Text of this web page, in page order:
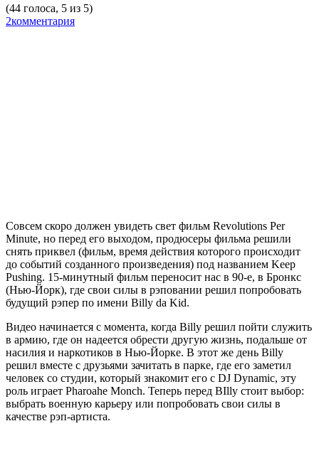
(44 голоса, 5 из 5)
2комментария
Совсем скоро должен увидеть свет фильм Revolutions Per
Minute, но перед его выходом, продюсеры фильма решили
снять приквел (фильм, время действия которого происходит
до событий созданного произведения) под названием Keep
Pushing. 15-минутный фильм переносит нас в 90-е, в Бронкс
(Нью-Йорк), где свои силы в рэповании решил попробовать
будущий рэпер по имени Billy da Kid.
Видео начинается с момента, когда Billy решил пойти служить
в армию, где он надеется обрести другую жизнь, подальше от
насилия и наркотиков в Нью-Йорке. В этот же день Billy
решил вместе с друзьями зачитать в парке, где его заметил
человек со студии, который знакомит его с DJ Dynamic, эту
роль играет Pharoahe Monch. Теперь перед BIlly стоит выбор:
выбрать военную карьеру или попробовать свои силы в
качестве рэп-артиста.